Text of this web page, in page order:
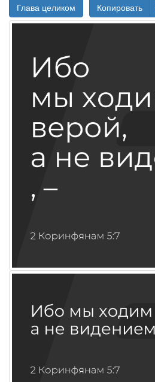
Глава целиком Копировать